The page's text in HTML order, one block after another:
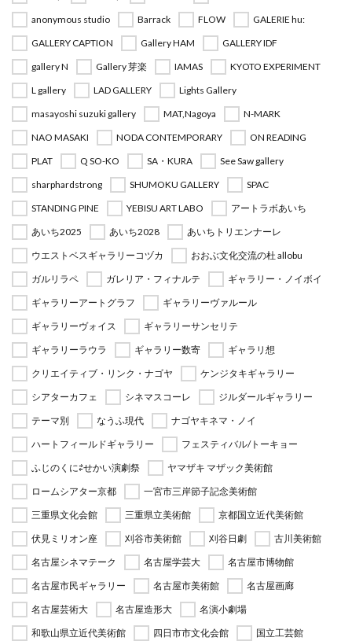
anonymous studio
Barrack FLOW
GALERIE hu:
GALLERY CAPTION
Gallery HAM
GALLERY IDF
gallery N
Gallery 芽楽 IAMAS
KYOTO EXPERIMENT
L gallery
LAD GALLERY
Lights Gallery
masayoshi suzuki gallery
MAT,Nagoya
N-MARK
NAO MASAKI
NODA CONTEMPORARY
ON READING
PLAT
Q SO-KO SA・KURA
See Saw gallery
sharphardstrong
SHUMOKU GALLERY
SPAC
STANDING PINE
YEBISU ART LABO
アートラボあいち
あいち2025
あいち2028
あいちトリエンナーレ
ウエストベスギャラリーコヅカ
おおぶ文化交流の杜 allobu
ガルリラペ
ガレリア・フィナルテ
ギャラリー・ノイボイ
ギャラリーアートグラフ
ギャラリーヴァルール
ギャラリーヴォイス
ギャラリーサンセリテ
ギャラリーラウラ
ギャラリー数寄
ギャラリ想
クリエイティブ・リンク・ナゴヤ
ケンジタキギャラリー
シアターカフェ
シネマスコーレ
ジルダールギャラリー
テーマ別
なうふ現代
ナゴヤキネマ・ノイ
ハートフィールドギャラリー
フェスティバル/トーキョー
ふじのくに⇄せかい演劇祭
ヤマザキ マザック美術館
ロームシアター京都
一宮市三岸節子記念美術館
三重県文化会館
三重県立美術館
京都国立近代美術館
伏見ミリオン座
刈谷市美術館 刈谷日劇
古川美術館
名古屋シネマテーク
名古屋学芸大
名古屋市博物館
名古屋市民ギャラリー
名古屋市美術館
名古屋画廊
名古屋芸術大
名古屋造形大
名演小劇場
和歌山県立近代美術館
四日市市文化会館
国立工芸館